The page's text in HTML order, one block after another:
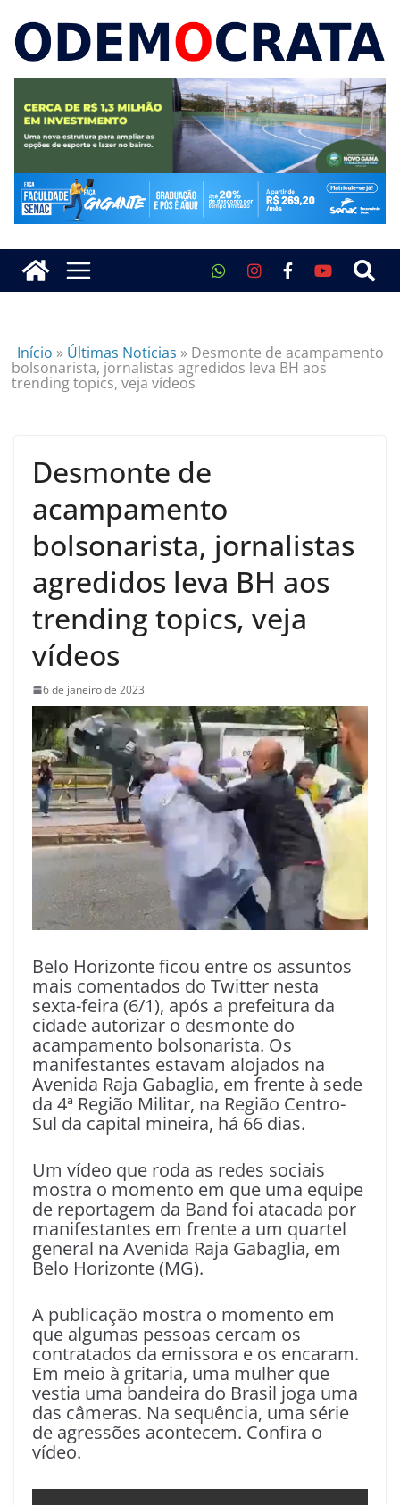
Início » Últimas Noticias » Desmonte de acampamento
bolsonarista, jornalistas agredidos leva BH aos
trending topics, veja vídeos
Desmonte de
acampamento
bolsonarista, jornalistas
agredidos leva BH aos
trending topics, veja
vídeos
6 de janeiro de 2023
Belo Horizonte ficou entre os assuntos
mais comentados do Twitter nesta
sexta-feira (6/1), após a prefeitura da
cidade autorizar o desmonte do
acampamento bolsonarista. Os
manifestantes estavam alojados na
Avenida Raja Gabaglia, em frente à sede
da 4ª Região Militar, na Região Centro-
Sul da capital mineira, há 66 dias.
Um vídeo que roda as redes sociais
mostra o momento em que uma equipe
de reportagem da Band foi atacada por
manifestantes em frente a um quartel
general na Avenida Raja Gabaglia, em
Belo Horizonte (MG).
A publicação mostra o momento em
que algumas pessoas cercam os
contratados da emissora e os encaram.
Em meio à gritaria, uma mulher que
vestia uma bandeira do Brasil joga uma
das câmeras. Na sequência, uma série
de agressões acontecem. Confira o
vídeo.